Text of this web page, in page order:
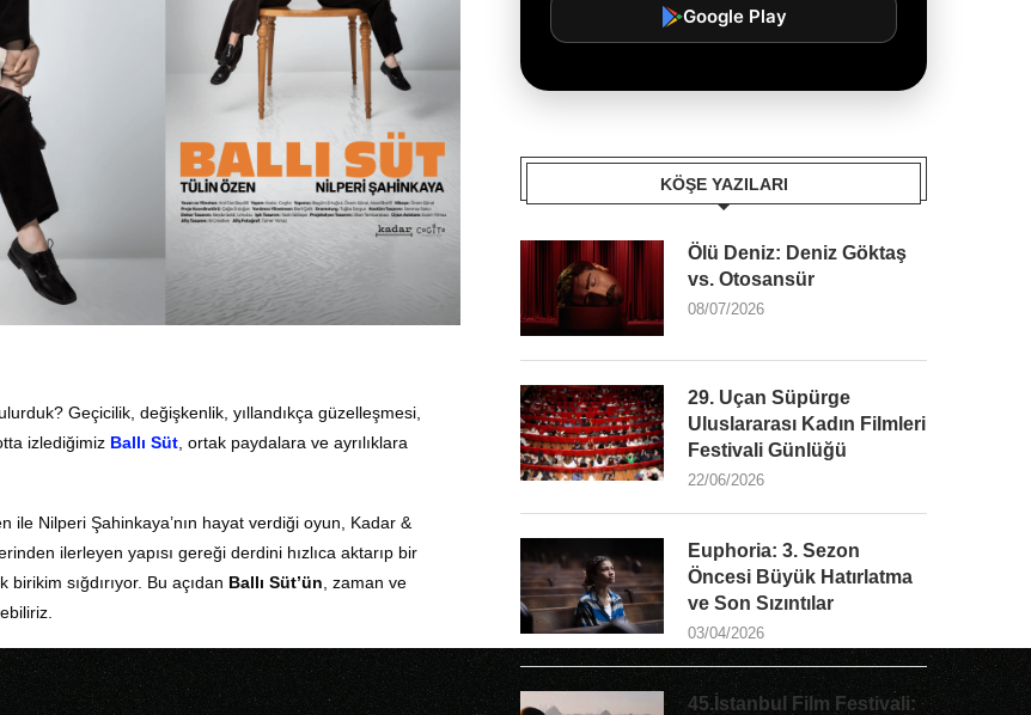
Geçicilik, değişkenlik, yıllandıkça güzelleşmesi,
izlediğimiz Ballı Süt , ortak paydalara ve ayrılıklara
ile Nilperi Şahinkaya’nın hayat verdiği oyun, Kadar &
ilerleyen yapısı gereği derdini hızlıca aktarıp bir
sığdırıyor. Bu açıdan Ballı Süt’ün , zaman ve
Google Play
KÖŞE YAZILARI
Ölü Deniz: Deniz Göktaş
vs. Otosansür
08/07/2026
29. Uçan Süpürge
Uluslararası Kadın Filmleri
Festivali Günlüğü
22/06/2026
Euphoria: 3. Sezon
Öncesi Büyük Hatırlatma
ve Son Sızıntılar
03/04/2026
45.İstanbul Film Festivali: